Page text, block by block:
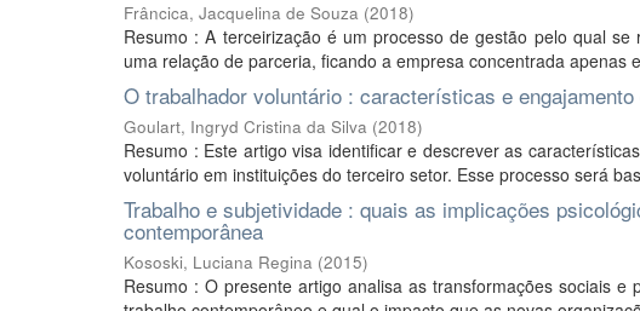
Frâncica, Jacquelina de Souza (2018)
Resumo : A terceirização é um processo de gestão pelo qual
uma relação de parceria, ficando a empresa concentrada apenas
O trabalhador voluntário : características e
Goulart, Ingryd Cristina da Silva (2018)
Resumo : Este artigo visa identificar e descrever as
voluntário em instituições do terceiro setor. Esse processo será
Trabalho e subjetividade : quais as implicações
contemporânea
Kososki, Luciana Regina (2015)
Resumo : O presente artigo analisa as transformações sociais